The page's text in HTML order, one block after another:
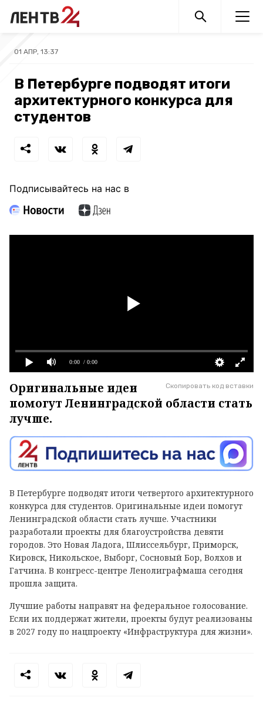
01 АПР, 13:37
В Петербурге подводят итоги
архитектурного конкурса для
студентов
Подписывайтесь на нас в
0:00 / 0:00
Скопировать код вставки
Оригинальные идеи
помогут Ленинградской области стать
лучше.
В Петербурге подводят итоги четвертого архитектурного
конкурса для студентов. Оригинальные идеи помогут
Ленинградской области стать лучше. Участники
разработали проекты для благоустройства девяти
городов. Это Новая Ладога, Шлиссельбург, Приморск,
Кировск, Никольское, Выборг, Сосновый Бор, Волхов и
Гатчина. В конгресс-центре Ленолиграфмаша сегодня
прошла защита.
Лучшие работы направят на федеральное голосование.
Если их поддержат жители, проекты будут реализованы
в 2027 году по нацпроекту «Инфраструктура для жизни».